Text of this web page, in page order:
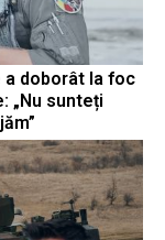
a doborât la foc
„Nu sunteți